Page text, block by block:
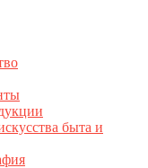
быта и